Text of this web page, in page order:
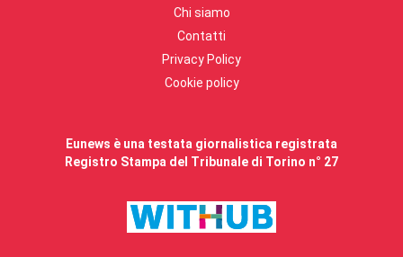
Chi siamo
Contatti
Privacy Policy
Cookie policy
Eunews è una testata giornalistica registrata
Registro Stampa del Tribunale di Torino n° 27